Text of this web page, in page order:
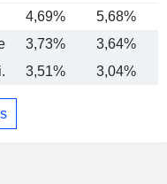
4,69% 5,68%
3,73% 3,64%
3,51% 3,04%